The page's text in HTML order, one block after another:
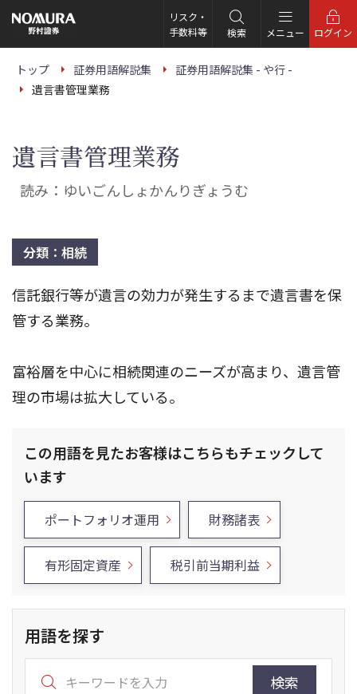
の
ー
リスク・
手数料等
検索 メニュー ログイン
トップ 証券用語解説集
証券用語解説集 - や行 -
遺言書管理業務
遺言書管理業務
読み：ゆいごんしょかんりぎょうむ
分類：相続
信託銀行等が遺言の効力が発生するまで遺言書を保
管する業務。
富裕層を中心に相続関連のニーズが高まり、遺言管
理の市場は拡大している。
この用語を見たお客様はこちらもチェックして
います
ポートフォリオ運用 財務諸表
有形固定資産 税引前当期利益
用語を探す
検索